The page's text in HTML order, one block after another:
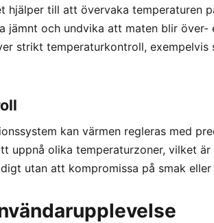
hjälper till att övervaka temperaturen
och undvika att maten blir över-
strikt temperaturkontroll,
kan värmen regleras med
uppnå olika temperaturzoner, vilket
utan att kompromissa på smak eller